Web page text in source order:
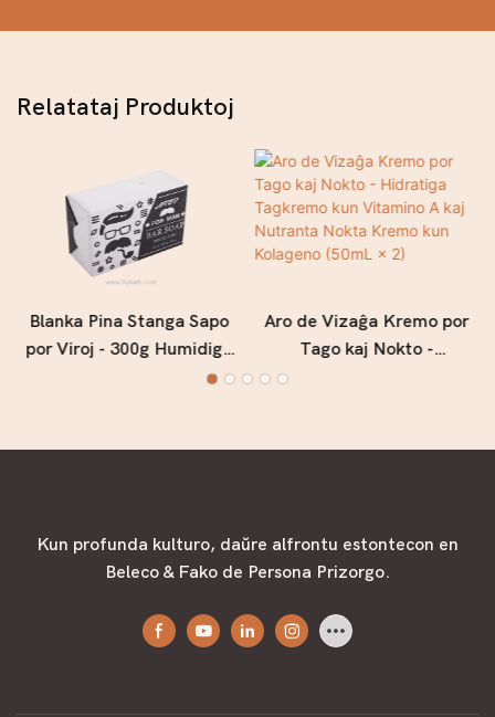
Relatataj Produktoj
Blanka Pina Stanga Sapo
por Viroj - 300g Humidiga
kaj Profunde Puriga Vira
Aro de Vizaĝa Kremo por
Tago kaj Nokto -
Hidratiga Tagkremo kun
Kun profunda kulturo, daŭre alfrontu estontecon en
Beleco & Fako de Persona Prizorgo.